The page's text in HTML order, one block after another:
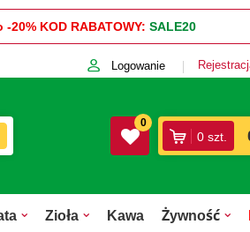
-20% KOD RABATOWY: SALE20
Logowanie
0
0 szt.
Zioła Kawa Żywność